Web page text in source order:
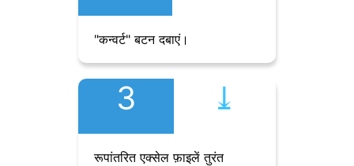
"कन्वर्ट" बटन दबाएं।
3 ⤓︎
रूपांतरित एक्सेल फ़ाइलें तुरंत